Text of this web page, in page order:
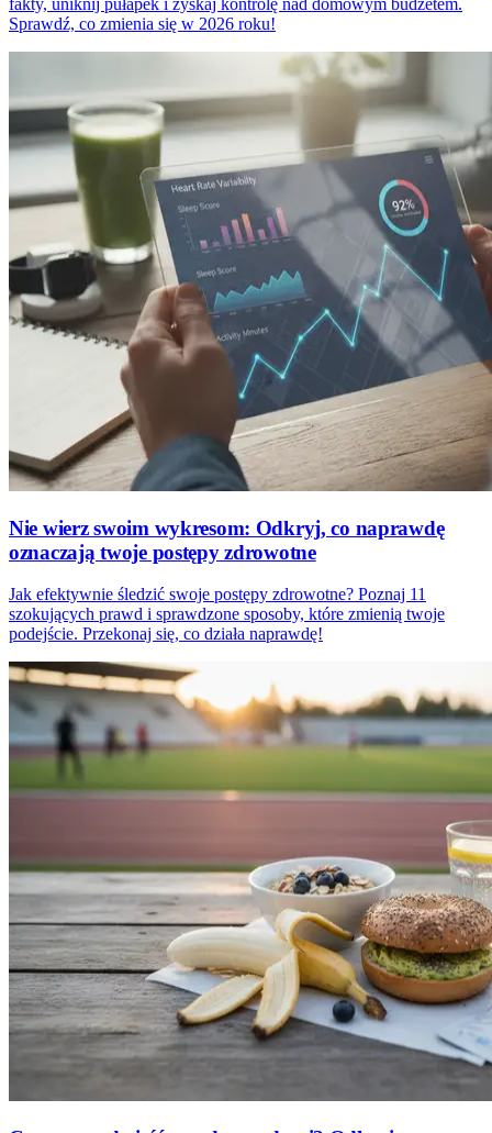
fakty, uniknij pułapek i zyskaj kontrolę nad domowym budżetem.
Sprawdź, co zmienia się w 2026 roku!
Nie wierz swoim wykresom: Odkryj, co naprawdę
oznaczają twoje postępy zdrowotne
Jak efektywnie śledzić swoje postępy zdrowotne? Poznaj 11
szokujących prawd i sprawdzone sposoby, które zmienią twoje
podejście. Przekonaj się, co działa naprawdę!